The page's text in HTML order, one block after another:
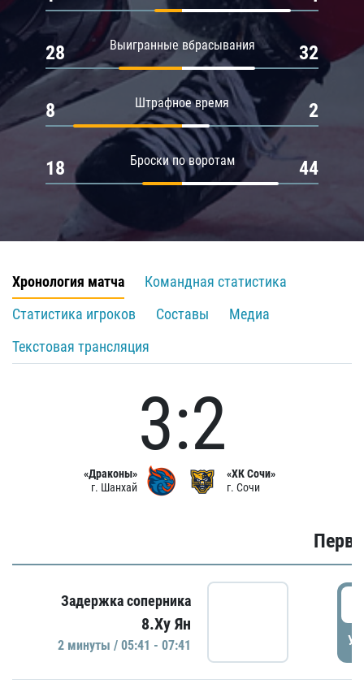
Выигранные вбрасывания
28 32
Штрафное время
8 2
Броски по воротам
18 44
Хронология матча
Командная статистика
Статистика игроков
Составы
Медиа
Текстовая трансляция
«Драконы»
г. Шанхай
3:2
«ХК Сочи»
г. Сочи
Задержка соперника
8.Ху Ян
2 минуты / 05:41 - 07:41